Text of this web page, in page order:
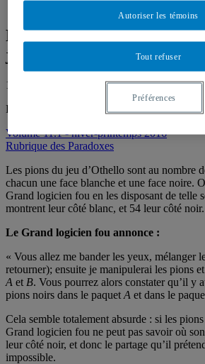
Rubrique des paradoxes :
jetons blancs
19 février 2016
Par
Jean-Paul Delahaye
Volume 11.1 - hiver-printemps 2016
Rubrique des Paradoxes
Les pions du jeu d’Othello sont au nombre
chacun une face blanche et une face noire.
Grand logicien fou en les disposant de telle
montrent leur côté blanc, et 54 leur côté noir.
Le Grand logicien fou annonce :
« Vous allez me bander les yeux, mélanger
retourner); ensuite je manipulerai les pions
A et B. Vous pourrez alors constater qu’il y
pions noirs dans le paquet A et dans le
Cela semble totalement absurde : si les
Grand logicien fou ne peut pas savoir où
leur côté noir, et donc le partage qu’il
impossible.
Tout refuser
Autoriser les témoins
Préférences